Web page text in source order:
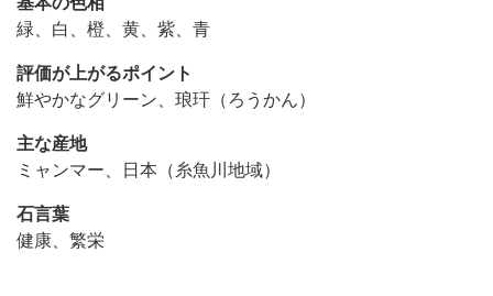
緑、白、橙、黄、紫、青
評価が上がるポイント
鮮やかなグリーン、琅玕（ろうかん）
主な産地
ミャンマー、日本（糸魚川地域）
石言葉
健康、繁栄